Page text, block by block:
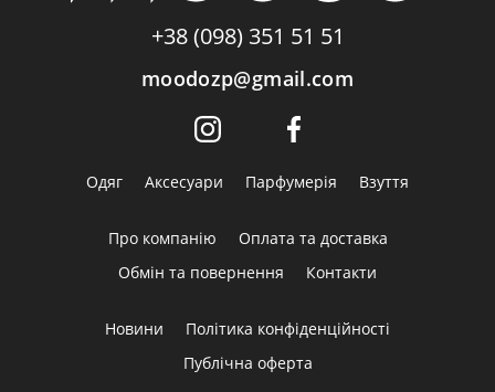
+38 (098) 351 51 51
moodozp@gmail.com
Одяг Аксесуари Парфумерія Взуття
Про компанію
Оплата та доставка
Обмін та повернення
Контакти
Новини
Політика конфіденційності
Публічна оферта